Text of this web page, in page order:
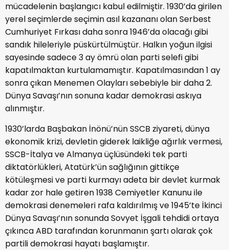
mücadelenin başlangıcı kabul edilmiştir. 1930’da girilen
yerel seçimlerde seçimin asıl kazananı olan Serbest
Cumhuriyet Fırkası daha sonra 1946’da olacağı gibi
sandık hileleriyle püskürtülmüştür. Halkın yoğun ilgisi
sayesinde sadece 3 ay ömrü olan parti selefi gibi
kapatılmaktan kurtulamamıştır. Kapatılmasından 1 ay
sonra çıkan Menemen Olayları sebebiyle bir daha 2.
Dünya Savaşı’nın sonuna kadar demokrasi askıya
alınmıştır.
1930’larda Başbakan İnönü’nün SSCB ziyareti, dünya
ekonomik krizi, devletin giderek laikliğe ağırlık vermesi,
SSCB-İtalya ve Almanya üçlüsündeki tek parti
diktatörlükleri, Atatürk’ün sağlığının gittikçe
kötüleşmesi ve parti kurmayı adeta bir devlet kurmak
kadar zor hale getiren 1938 Cemiyetler Kanunu ile
demokrasi denemeleri rafa kaldırılmış ve 1945’te İkinci
Dünya Savaşı’nın sonunda Sovyet İşgali tehdidi ortaya
çıkınca ABD tarafından korunmanın şartı olarak çok
partili demokrasi hayatı başlamıştır.